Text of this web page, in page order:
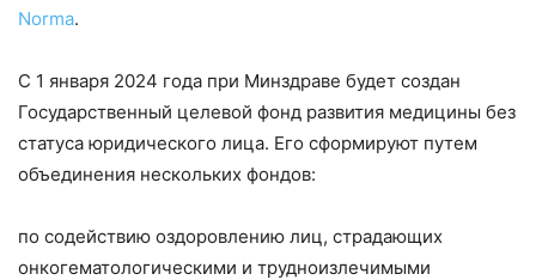
Norma.
С 1 января 2024 года при Минздраве будет создан
Государственный целевой фонд развития медицины без
статуса юридического лица. Его сформируют путем
объединения нескольких фондов:
по содействию оздоровлению лиц, страдающих
онкогематологическими и трудноизлечимыми